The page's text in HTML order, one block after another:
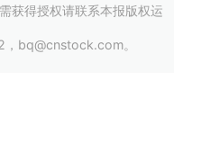
获得授权请联系本报版权运
bq@cnstock.com。